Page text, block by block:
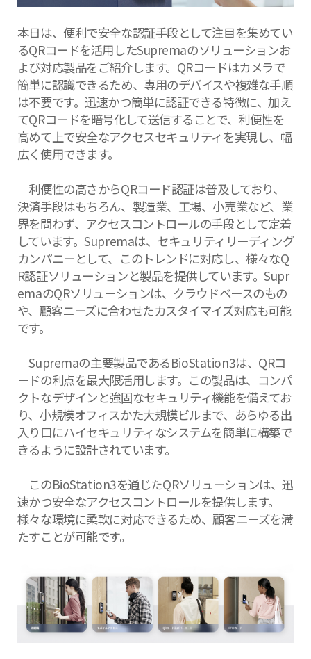
本日は、便利で安全な認証手段として注目を集めてい
るQRコードを活用したSupremaのソリューションお
よび対応製品をご紹介します。QRコードはカメラで
簡単に認識できるため、専用のデバイスや複雑な手順
は不要です。迅速かつ簡単に認証できる特徴に、加え
てQRコードを暗号化して送信することで、利便性を
高めて上で安全なアクセスセキュリティを実現し、幅
広く使用できます。
利便性の高さからQRコード認証は普及しており、
決済手段はもちろん、製造業、工場、小売業など、業
界を問わず、アクセスコントロールの手段として定着
しています。Supremaは、セキュリティリーディング
カンパニーとして、このトレンドに対応し、様々なQ
R認証ソリューションと製品を提供しています。Supr
emaのQRソリューションは、クラウドベースのもの
や、顧客ニーズに合わせたカスタイマイズ対応も可能
です。
Supremaの主要製品であるBioStation3は、QRコ
ードの利点を最大限活用します。この製品は、コンパ
クトなデザインと強固なセキュリティ機能を備えてお
り、小規模オフィスかた大規模ビルまで、あらゆる出
入り口にハイセキュリティなシステムを簡単に構築で
きるように設計されています。
このBioStation3を通じたQRソリューションは、迅
速かつ安全なアクセスコントロールを提供します。
様々な環境に柔軟に対応できるため、顧客ニーズを満
たすことが可能です。